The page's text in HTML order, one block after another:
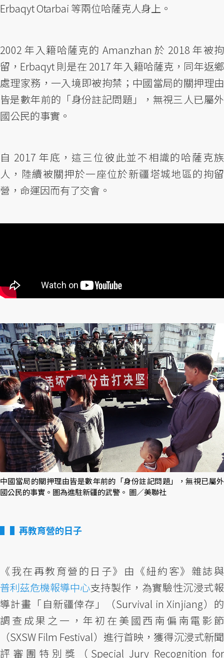
Erbaqyt Otarbai 等兩位哈薩克人身上。
2002 年入籍哈薩克的 Amanzhan 於 2018 年被拘
留，Erbaqyt 則是在 2017 年入籍哈薩克，同年返鄉
處理家務，一入境即被拘禁；中國當局的關押理由
皆是數年前的「身份註記問題」，無視三人已屬外
國公民的事實。
自 2017 年底，這三位彼此並不相識的哈薩克族
人，陸續被關押於一座位於新疆塔城地區的拘留
營，命運因而有了交會。
中國當局的關押理由皆是數年前的「身份註記問題」，無視已屬外
國公民的事實。圖為進駐新疆的武警。 圖／美聯社
▌再教育營的日子
《我在再教育營的日子》由《紐約客》雜誌與
普利茲危機報導中心支持製作，為實驗性沉浸式報
導計畫「自新疆倖存」（Survival in Xinjiang）的
調查成果之一，年初在美國西南偏南電影節
（SXSW Film Festival）進行首映，獲得沉浸式新聞
評審團特別獎（Special Jury Recognition for